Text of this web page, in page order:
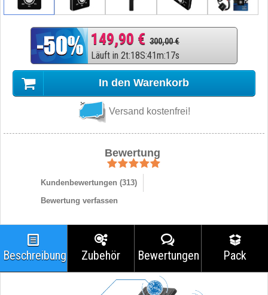
149,90 € 300,00 €
Läuft in 2t:18S:41m:16s
In den Warenkorb
Versand kostenfrei!
Bewertung
Kundenbewertungen (313)
Bewertung verfassen
Beschreibung Zubehör Bewertungen Pack